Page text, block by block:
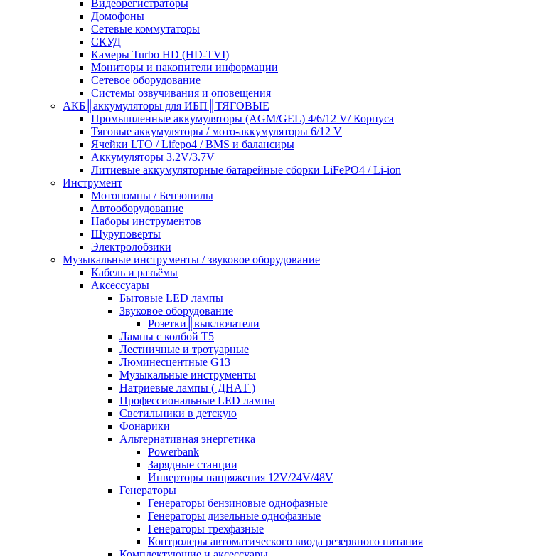
Видеорегистраторы
Домофоны
Сетевые коммутаторы
СКУД
Камеры Turbo HD (HD-TVI)
Мониторы и накопители информации
Сетевое оборудование
Системы озвучивания и оповещения
АКБ║аккумуляторы для ИБП║ТЯГОВЫЕ
Промышленные аккумуляторы (AGM/GEL) 4/6/12 V/ Корпуса
Тяговые аккумуляторы / мото-аккумуляторы 6/12 V
Ячейки LTO / Lifepo4 / BMS и балансиры
Аккумуляторы 3.2V/3.7V
Литиевые аккумуляторные батарейные сборки LiFePO4 / Li-ion
Инструмент
Мотопомпы / Бензопилы
Автооборудование
Наборы инструментов
Шуруповерты
Электролобзики
Музыкальные инструменты / звуковое оборудование
Кабель и разъёмы
Аксессуары
Бытовые LED лампы
Звуковое оборудование
Розетки║выключатели
Лампы с колбой Т5
Лестничные и тротуарные
Люминесцентные G13
Музыкальные инструменты
Натриевые лампы ( ДНАТ )
Профессиональные LED лампы
Светильники в детскую
Фонарики
Альтернативная энергетика
Powerbank
Зарядные станции
Инверторы напряжения 12V/24V/48V
Генераторы
Генераторы бензиновые однофазные
Генераторы дизельные однофазные
Генераторы трехфазные
Контролеры автоматического ввода резервного питания